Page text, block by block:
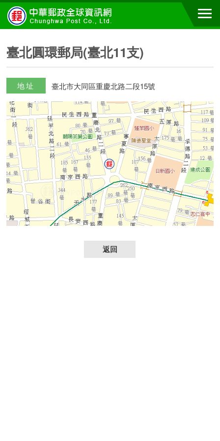
臺北圓環郵局(臺北11支)
地址 臺北市大同區重慶北路二段15號